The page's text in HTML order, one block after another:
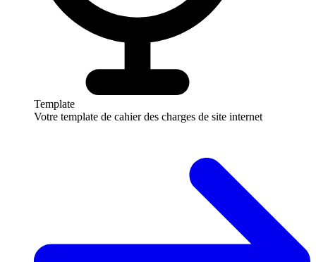
Template
Votre template de cahier des charges de site internet